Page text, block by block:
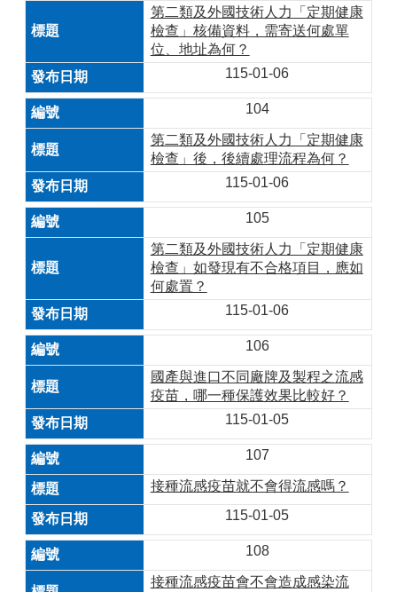
第二類及外國技術人力「定期健康
檢查」核備資料，需寄送何處單
位、地址為何？
115-01-06
104
第二類及外國技術人力「定期健康
檢查」後，後續處理流程為何？
115-01-06
105
第二類及外國技術人力「定期健康
檢查」如發現有不合格項目，應如
何處置？
115-01-06
106
國產與進口不同廠牌及製程之流感
疫苗，哪一種保護效果比較好？
115-01-05
107
接種流感疫苗就不會得流感嗎？
115-01-05
108
接種流感疫苗會不會造成感染流